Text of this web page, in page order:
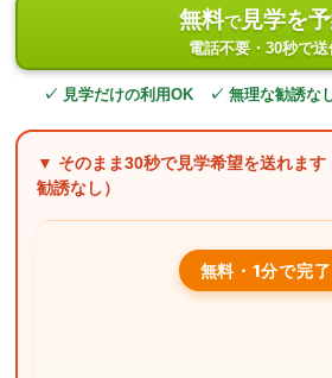
無料で見学を
電話不要・30秒で送
✓ 見学だけの利用OK ✓ 無理な勧誘な
▼ そのまま30秒で見学希望を送れま
勧誘なし）
無料・1分で完了